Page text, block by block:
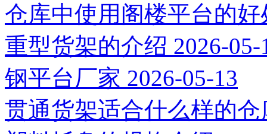
仓库中使用阁楼平台的好
重型货架的介绍 2026-05-
钢平台厂家 2026-05-13
贯通货架适合什么样的仓